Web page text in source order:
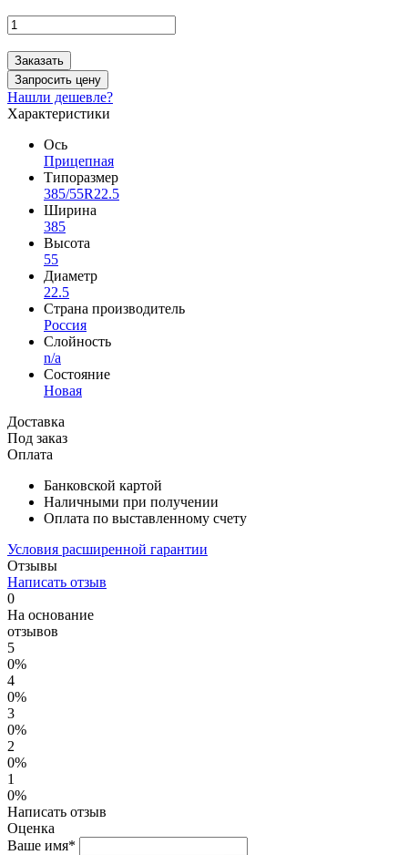
Заказать
Запросить цену
Нашли дешевле?
Характеристики
Ось
Прицепная
Типоразмер
385/55R22.5
Ширина
385
Высота
55
Диаметр
22.5
Страна производитель
Россия
Слойность
n/a
Состояние
Новая
Доставка
Под заказ
Оплата
Банковской картой
Наличными при получении
Оплата по выставленному счету
Условия расширенной гарантии
Отзывы
Написать отзыв
0
На основание
отзывов
5
0%
4
0%
3
0%
2
0%
1
0%
Написать отзыв
Оценка
Ваше имя*